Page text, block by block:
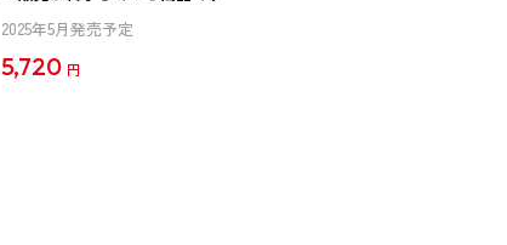
2025年5月発売予定
5,720 円